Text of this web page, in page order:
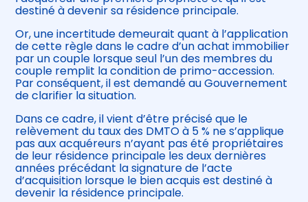
destiné à devenir sa résidence principale.
Or, une incertitude demeurait quant à l’application
de cette règle dans le cadre d’un achat immobilier
par un couple lorsque seul l’un des membres du
couple remplit la condition de primo-accession.
Par conséquent, il est demandé au Gouvernement
de clarifier la situation.
Dans ce cadre, il vient d’être précisé que le
relèvement du taux des DMTO à 5 % ne s’applique
pas aux acquéreurs n’ayant pas été propriétaires
de leur résidence principale les deux dernières
années précédant la signature de l’acte
d’acquisition lorsque le bien acquis est destiné à
devenir la résidence principale.